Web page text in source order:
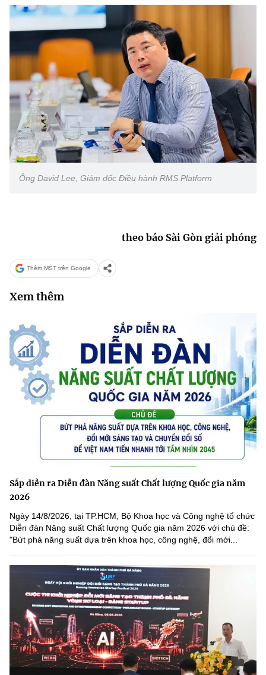
Ông David Lee, Giám đốc Điều hành RMS Platform
theo báo Sài Gòn giải phóng
Thêm MST trên Google
Xem thêm
Sắp diễn ra Diễn đàn Năng suất Chất lượng Quốc gia năm
2026
Ngày 14/8/2026, tại TP.HCM, Bộ Khoa học và Công nghệ tổ chức
Diễn đàn Năng suất Chất lượng Quốc gia năm 2026 với chủ đề:
"Bứt phá năng suất dựa trên khoa học, công nghệ, đổi mới...